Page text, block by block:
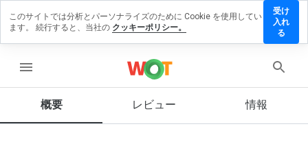
menu
概要 レビュー 情報
レビ
ーを
このサイトでは分析とパーソナライズのために Cookie を使用してい
ます。 続行すると、当社の クッキーポリシー。
受け
入れ
る